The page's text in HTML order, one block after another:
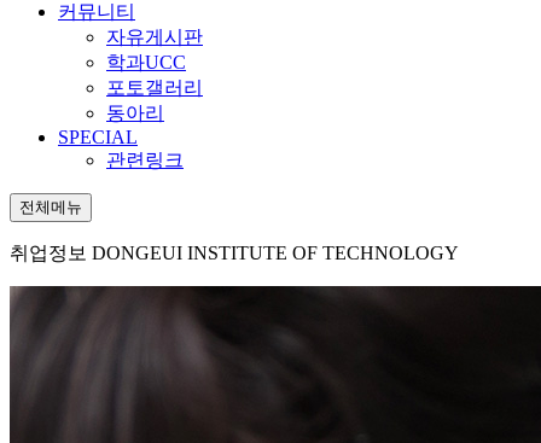
커뮤니티
자유게시판
학과UCC
포토갤러리
동아리
SPECIAL
관련링크
전체메뉴
취업정보 DONGEUI INSTITUTE OF TECHNOLOGY